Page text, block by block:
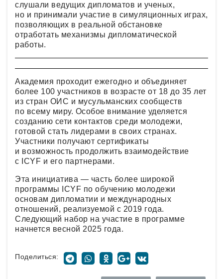
слушали ведущих дипломатов и ученых,
но и принимали участие в симуляционных играх,
позволяющих в реальной обстановке
отработать механизмы дипломатической
работы.
Академия проходит ежегодно и объединяет
более 100 участников в возрасте от 18 до 35 лет
из стран ОИС и мусульманских сообществ
по всему миру. Особое внимание уделяется
созданию сети контактов среди молодежи,
готовой стать лидерами в своих странах.
Участники получают сертификаты
и возможность продолжить взаимодействие
с ICYF и его партнерами.
Эта инициатива — часть более широкой
программы ICYF по обучению молодежи
основам дипломатии и международных
отношений, реализуемой с 2019 года.
Следующий набор на участие в программе
начнется весной 2025 года.
Поделиться: